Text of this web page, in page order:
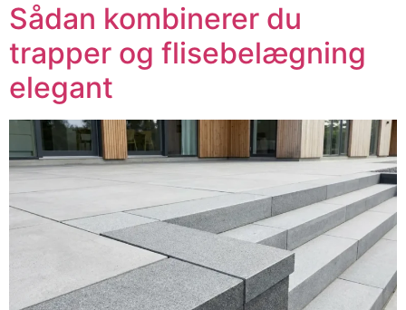
Sådan kombinerer du
trapper og flisebelægning
elegant